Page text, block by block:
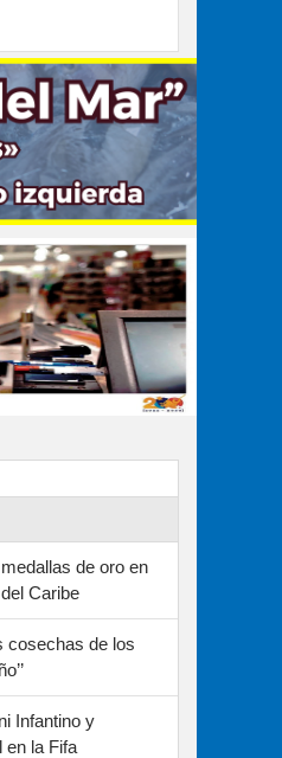
de oro en
Caribe
cosechas de los
Infantino y
en la Fifa